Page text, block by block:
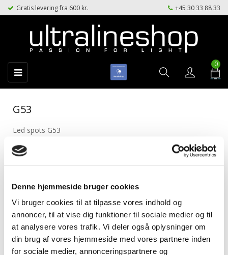
Denne hjemmeside bruger cookies
Vi bruger cookies til at tilpasse vores indhold og
annoncer, til at vise dig funktioner til sociale medier og til
at analysere vores trafik. Vi deler også oplysninger om
din brug af vores hjemmeside med vores partnere inden
for sociale medier, annonceringspartnere og
Gratis levering fra 600 kr. +45 30 33 88 33
Toggle
navigation
☰
0
G53
Led spots G53